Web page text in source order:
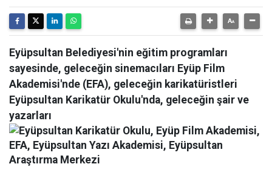
Eyüpsultan Belediyesi'nin eğitim programları
sayesinde, geleceğin sinemacıları Eyüp Film
Akademisi'nde (EFA), geleceğin karikatüristleri
Eyüpsultan Karikatür Okulu'nda, geleceğin şair ve
yazarları